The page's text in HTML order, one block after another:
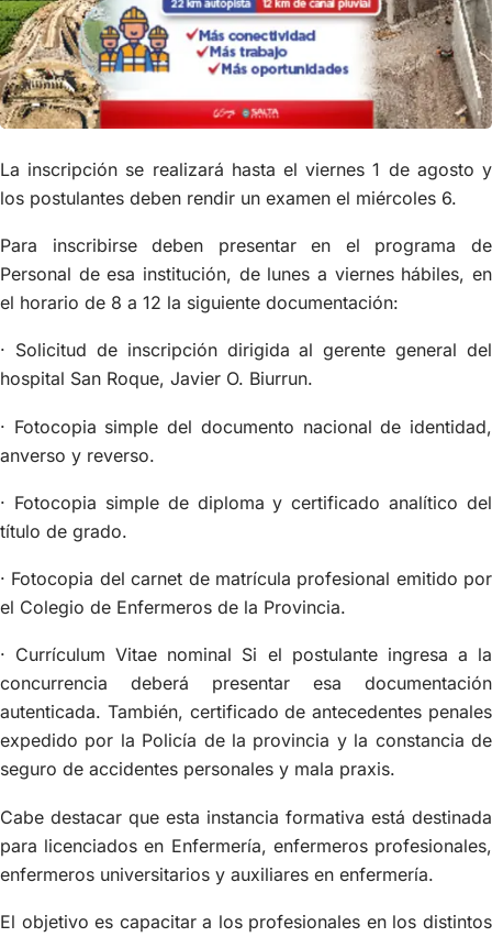
La inscripción se realizará hasta el viernes 1 de agosto y
los postulantes deben rendir un examen el miércoles 6.
Para inscribirse deben presentar en el programa de
Personal de esa institución, de lunes a viernes hábiles, en
el horario de 8 a 12 la siguiente documentación:
· Solicitud de inscripción dirigida al gerente general del
hospital San Roque, Javier O. Biurrun.
· Fotocopia simple del documento nacional de identidad,
anverso y reverso.
· Fotocopia simple de diploma y certificado analítico del
título de grado.
· Fotocopia del carnet de matrícula profesional emitido por
el Colegio de Enfermeros de la Provincia.
· Currículum Vitae nominal Si el postulante ingresa a la
concurrencia deberá presentar esa documentación
autenticada. También, certificado de antecedentes penales
expedido por la Policía de la provincia y la constancia de
seguro de accidentes personales y mala praxis.
Cabe destacar que esta instancia formativa está destinada
para licenciados en Enfermería, enfermeros profesionales,
enfermeros universitarios y auxiliares en enfermería.
El objetivo es capacitar a los profesionales en los distintos